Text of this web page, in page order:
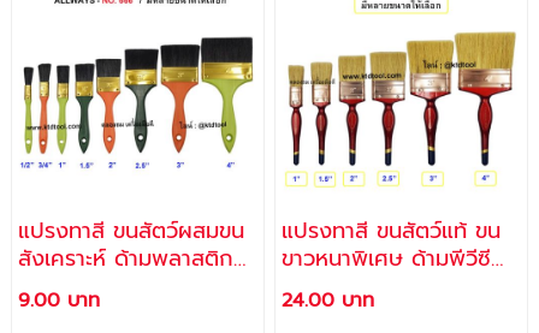
แปรงทาสี ขนสัตว์ผสมขน
สังเคราะห์ ด้ามพลาสติก
NO. 666 มีให้เลือกหลาย
ขนาด - ALLWAYS
9.00 บาท
แปรงทาสี ขนสัตว์แท้ ขน
ขาวหนาพิเศษ ด้ามพีวีซี
รุ่น KKK มีให้เลือกหลาย
ขนาด - CHAMPION
24.00 บาท